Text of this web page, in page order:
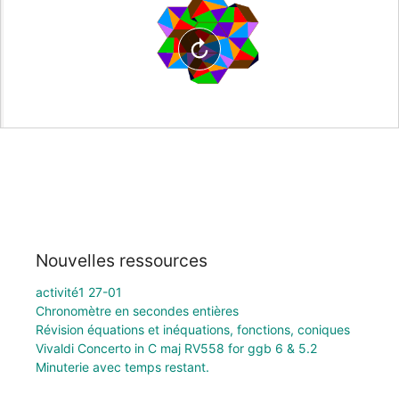
Se connecter
Nouvelles ressources
activité1 27-01
Chronomètre en secondes entières
Révision équations et inéquations, fonctions, coniques
Vivaldi Concerto in C maj RV558 for ggb 6 & 5.2
Minuterie avec temps restant.